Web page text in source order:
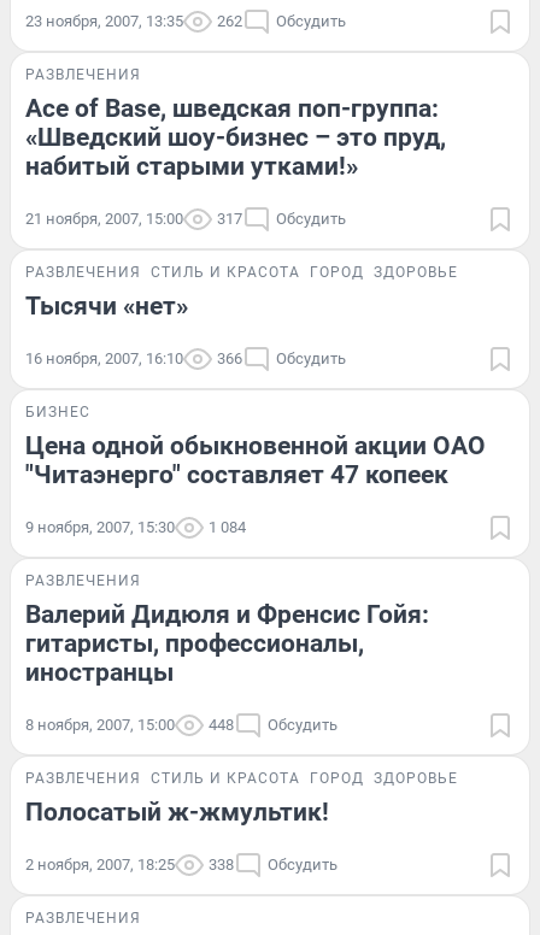
23 ноября, 2007, 13:35 262 Обсудить
РАЗВЛЕЧЕНИЯ
Ace of Base, шведская поп-группа:
«Шведский шоу-бизнес – это пруд,
набитый старыми утками!»
21 ноября, 2007, 15:00 317 Обсудить
РАЗВЛЕЧЕНИЯ СТИЛЬ И КРАСОТА ГОРОД ЗДОРОВЬЕ
Тысячи «нет»
16 ноября, 2007, 16:10 366 Обсудить
БИЗНЕС
Цена одной обыкновенной акции ОАО
"Читаэнерго" составляет 47 копеек
9 ноября, 2007, 15:30 1 084
РАЗВЛЕЧЕНИЯ
Валерий Дидюля и Френсис Гойя:
гитаристы, профессионалы,
иностранцы
8 ноября, 2007, 15:00 448 Обсудить
РАЗВЛЕЧЕНИЯ СТИЛЬ И КРАСОТА ГОРОД ЗДОРОВЬЕ
Полосатый ж-жмультик!
2 ноября, 2007, 18:25 338 Обсудить
РАЗВЛЕЧЕНИЯ